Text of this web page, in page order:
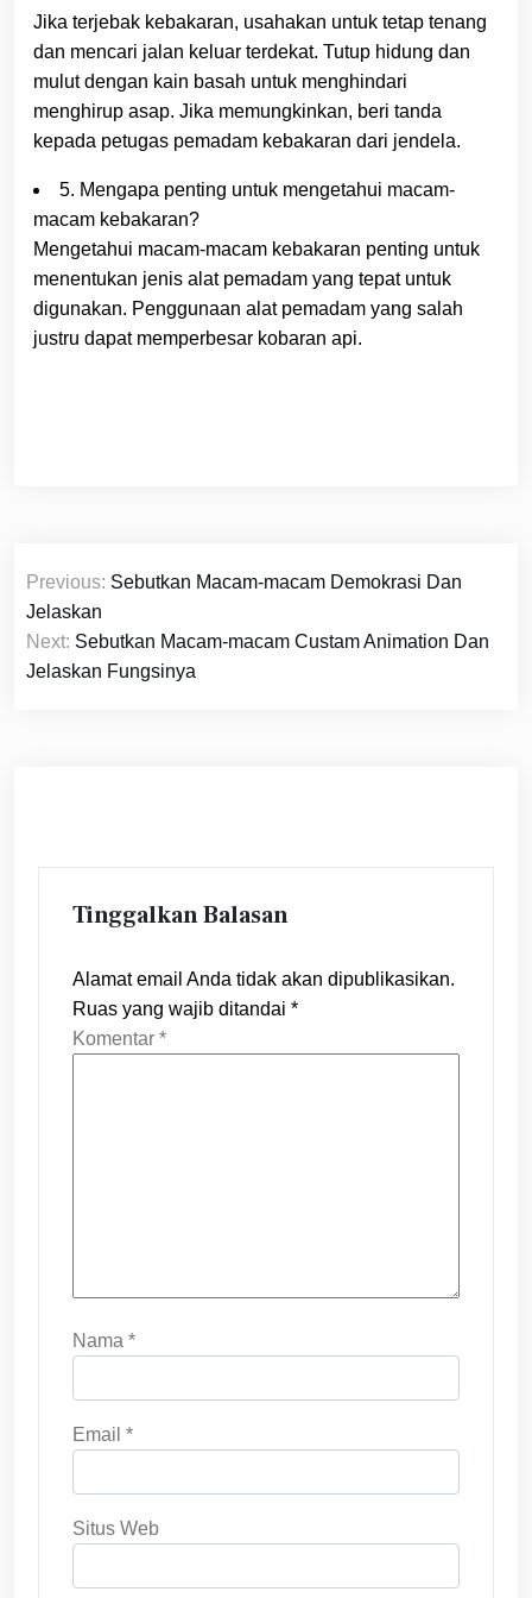
Jika terjebak kebakaran, usahakan untuk tetap tenang
dan mencari jalan keluar terdekat. Tutup hidung dan
mulut dengan kain basah untuk menghindari
menghirup asap. Jika memungkinkan, beri tanda
kepada petugas pemadam kebakaran dari jendela.
5. Mengapa penting untuk mengetahui macam-
macam kebakaran?
Mengetahui macam-macam kebakaran penting untuk
menentukan jenis alat pemadam yang tepat untuk
digunakan. Penggunaan alat pemadam yang salah
justru dapat memperbesar kobaran api.
Navigasi
pos
Previous: Sebutkan Macam-macam Demokrasi Dan
Jelaskan
Next: Sebutkan Macam-macam Custam Animation Dan
Jelaskan Fungsinya
Tinggalkan Balasan
Alamat email Anda tidak akan dipublikasikan.
Ruas yang wajib ditandai *
Komentar *
Nama *
Email *
Situs Web